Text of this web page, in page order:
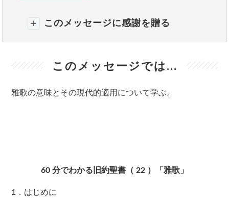
このメッセージに感謝を贈る
このメッセージでは...
雅歌の意味とその現代的適用について学ぶ。
60 分でわかる旧約聖書（ 22 ）「雅歌」
1．はじめに